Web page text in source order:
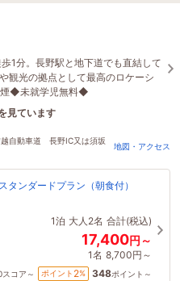
1分。長野駅と地下道でも直結して
観光の拠点として最高のロケーシ
◆未就学児無料◆
見ています
越自動車道 長野IC又は須坂
地図・アクセス
タンダードプラン（朝食付）
1泊 大人2名 合計(税込)
17,400円～
1名 8,700円～
スコア～ ポイント 2% 348ポイント～